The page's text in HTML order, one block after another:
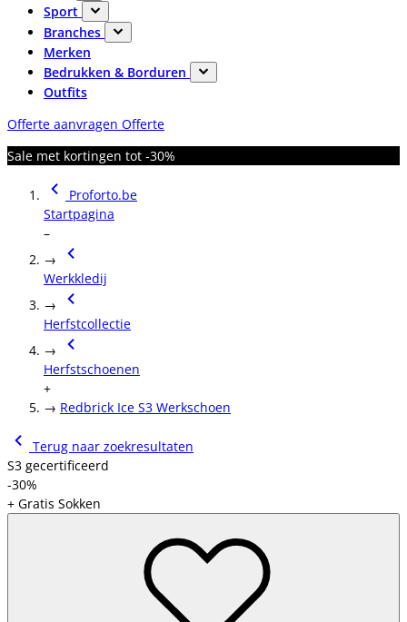
Sport
Branches
Merken
Bedrukken & Borduren
Outfits
Offerte aanvragen Offerte
Sale met kortingen tot -30%
Proforto.be
Startpagina
–
→
Werkkledij
→
Herfstcollectie
→
Herfstschoenen
+
→ Redbrick Ice S3 Werkschoen
Terug naar zoekresultaten
S3 gecertificeerd
-30%
+ Gratis Sokken